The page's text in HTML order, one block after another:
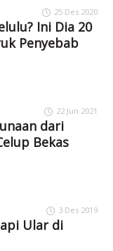
25 Des 2020
Ini Dia 20
Penyebab
22 Jun 2021
dari
Bekas
3 Des 2019
Ular di